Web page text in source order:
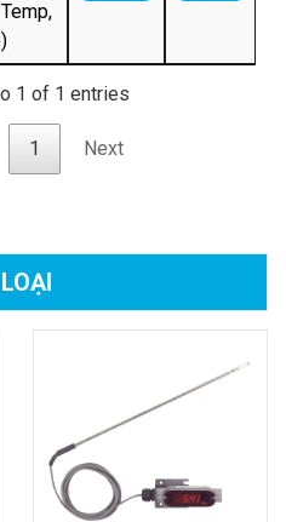
1 of 1 entries
1 Next